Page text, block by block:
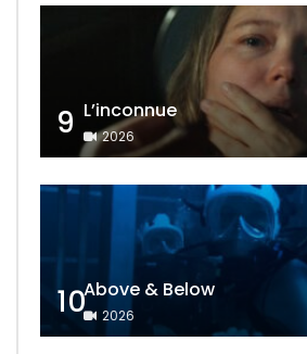
9 L’inconnue
2026
10Above & Below
2026